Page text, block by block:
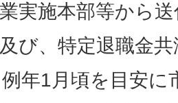
実施本部等から
び、特定退職金
年1月頃を目安